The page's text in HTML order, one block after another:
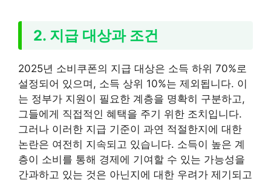
2. 지급 대상과 조건
2025년 소비쿠폰의 지급 대상은 소득 하위 70%로
설정되어 있으며, 소득 상위 10%는 제외됩니다. 이
는 정부가 지원이 필요한 계층을 명확히 구분하고,
그들에게 직접적인 혜택을 주기 위한 조치입니다.
그러나 이러한 지급 기준이 과연 적절한지에 대한
논란은 여전히 지속되고 있습니다. 소득이 높은 계
층이 소비를 통해 경제에 기여할 수 있는 가능성을
간과하고 있는 것은 아닌지에 대한 우려가 제기되고